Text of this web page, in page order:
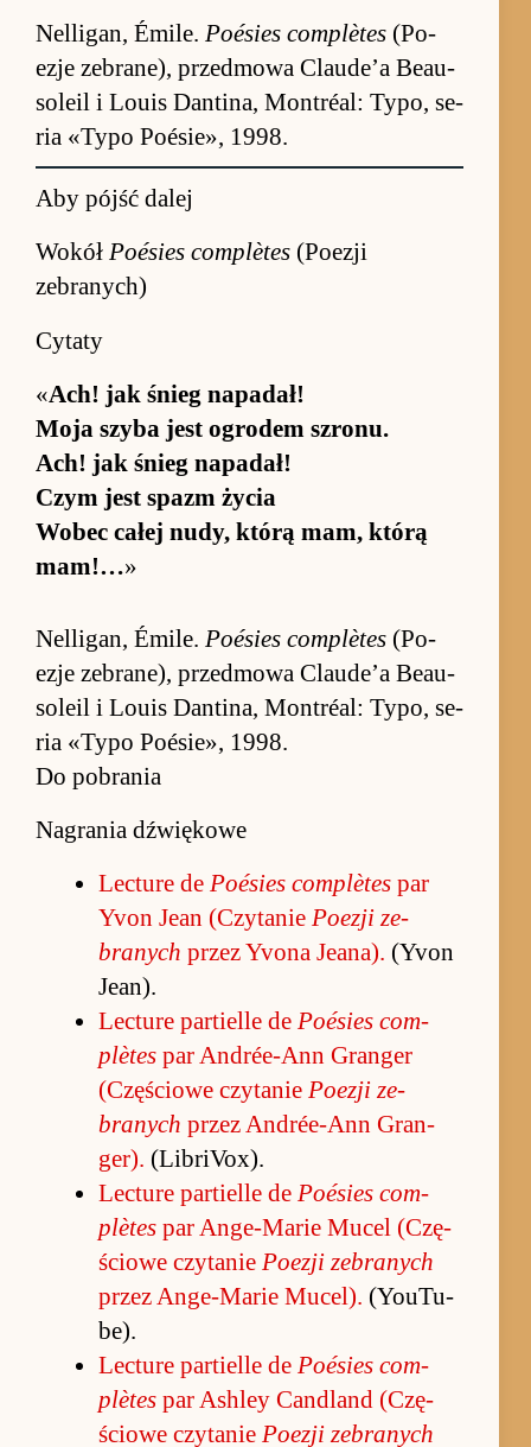
Nel­ligan, Émi­le. Po­ésies com­plètes (Po­
ezje ze­brane), przed­mowa Clau­de’a Be­au­
so­leil i Louis Dan­tina, Mon­tréal: Ty­po, se­
ria «Typo Po­ésie», 1998.
Aby pójść dalej
Wokół Poésies complètes (Poezji
zebranych)
Cytaty
«Ach! jak śnieg na­pa­dał!
Moja szyba jest ogro­dem szro­nu.
Ach! jak śnieg na­pa­dał!
Czym jest spazm życia
Wo­bec ca­łej nudy, którą mam, którą
ma­m!…»
Nel­ligan, Émi­le. Po­ésies com­plètes (Po­
ezje ze­brane), przed­mowa Clau­de’a Be­au­
so­leil i Louis Dan­tina, Mon­tréal: Ty­po, se­
ria «Typo Po­ésie», 1998.
Do pobrania
Nagrania dźwiękowe
Lec­ture de Po­ésies com­plètespar
Yvon Jean (Czytanie Po­ezji ze­
branych przez Yvona Jeana). (Yvon
Jean).
Lec­ture par­tielle de Po­ésies com­
plètespar An­drée-Ann Gran­ger
(Czę­ściowe czytanie Po­ezji ze­
branych przez An­drée-Ann Gran­
ger). (LibriVo­x).
Lec­ture par­tielle de Po­ésies com­
plètespar An­ge-Ma­rie Mu­cel (Czę­
ściowe czytanie Po­ezji ze­branych
przez An­ge-Ma­rie Mu­cel). (YouTu­
be).
Lec­ture par­tielle de Po­ésies com­
plètespar Ash­ley Can­dland (Czę­
ściowe czytanie Po­ezji ze­branych